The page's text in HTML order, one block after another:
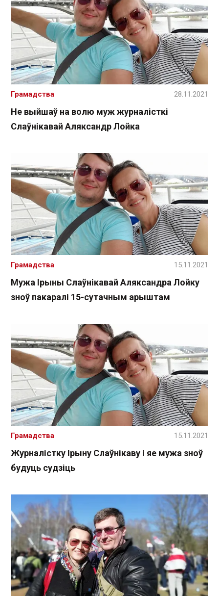
Не выйшаў на волю муж журналісткі
Слаўнікавай Аляксандр Лойка
Грамадства 28.11.2021
Мужа Ірыны Слаўнікавай Аляксандра Лойку
зноў пакаралі 15-сутачным арыштам
Грамадства 15.11.2021
Журналістку Ірыну Слаўнікаву і яе мужа зноў
будуць судзіць
Грамадства 15.11.2021